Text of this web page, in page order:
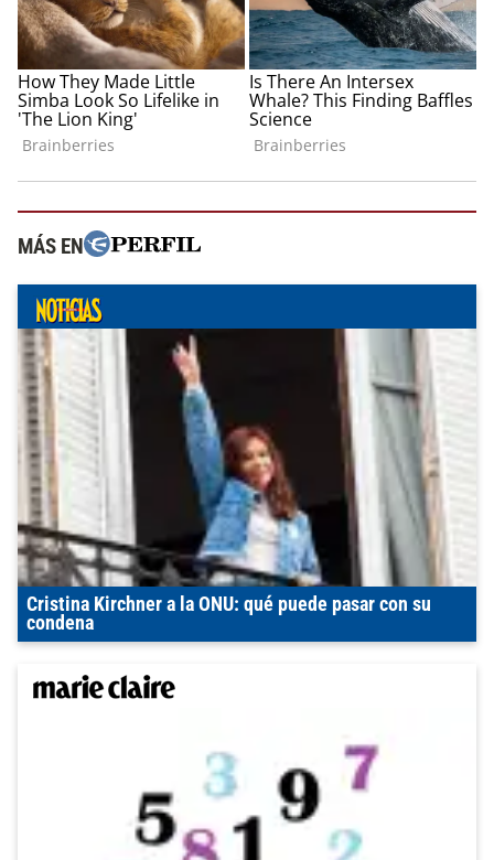
MÁS EN
Cristina Kirchner a la ONU: qué puede pasar con su
condena